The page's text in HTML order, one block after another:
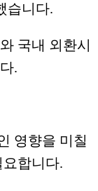
습니다.
국내 외환시
.
영향을 미칠
합니다.